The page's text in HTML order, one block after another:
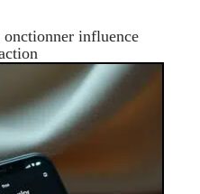
influence